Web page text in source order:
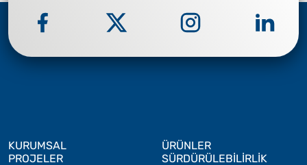
KURUMSAL
ÜRÜNLER
PROJELER
SÜRDÜRÜLEBİLİRLİK